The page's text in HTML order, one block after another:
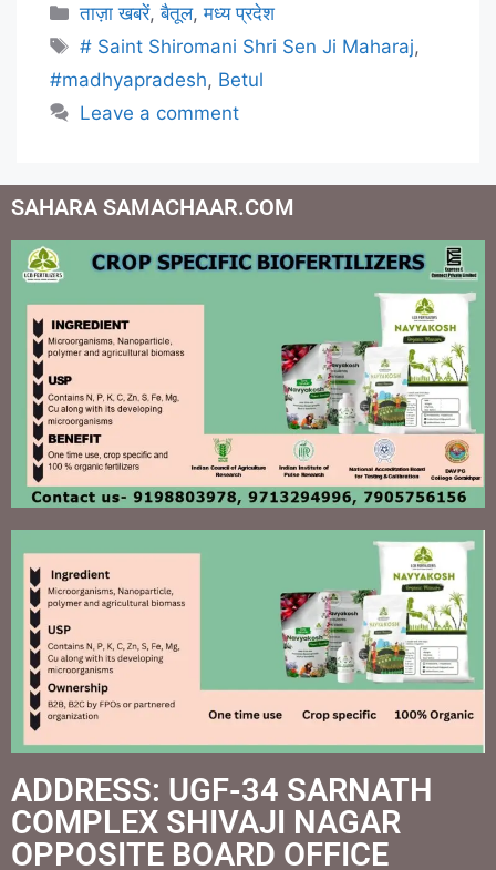
ताज़ा खबरें,बैतूल,मध्य प्रदेश
# Saint Shiromani Shri Sen Ji Maharaj,
#madhyapradesh, Betul
Leave a comment
SAHARA SAMACHAAR.COM
ADDRESS: UGF-34 SARNATH
COMPLEX SHIVAJI NAGAR
OPPOSITE BOARD OFFICE